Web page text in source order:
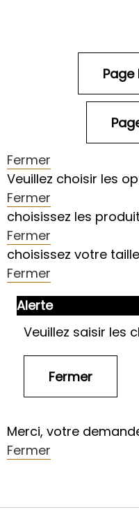
Fermer
Veuillez choisir les
Fermer
choisissez les
Fermer
choisissez votre
Fermer
Alerte
Veuillez saisir les
Merci, votre
Fermer